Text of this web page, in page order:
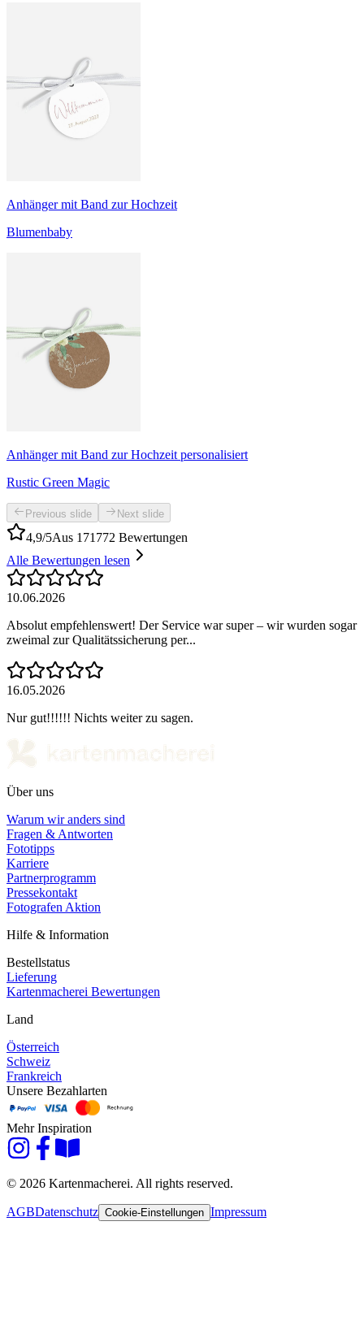
Anhänger mit Band zur Hochzeit
Blumenbaby
Anhänger mit Band zur Hochzeit personalisiert
Rustic Green Magic
Previous slide Next slide
4,9/5Aus 171772 Bewertungen
Alle Bewertungen lesen
10.06.2026
Absolut empfehlenswert! Der Service war super – wir wurden sogar
zweimal zur Qualitätssicherung per...
16.05.2026
Nur gut!!!!!! Nichts weiter zu sagen.
Über uns
Warum wir anders sind
Fragen & Antworten
Fototipps
Karriere
Partnerprogramm
Pressekontakt
Fotografen Aktion
Hilfe & Information
Bestellstatus
Lieferung
Kartenmacherei Bewertungen
Land
Österreich
Schweiz
Frankreich
Unsere Bezahlarten
Mehr Inspiration
© 2026 Kartenmacherei. All rights reserved.
AGBDatenschutz Cookie-Einstellungen Impressum